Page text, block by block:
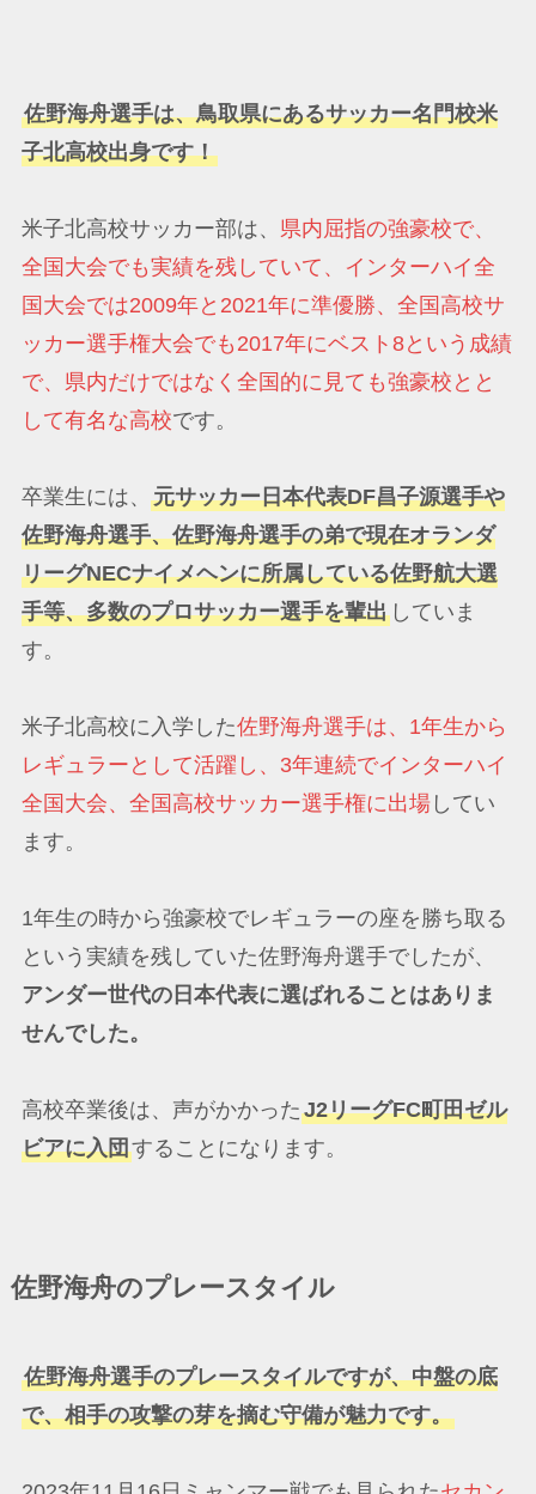
佐野海舟選手は、鳥取県にあるサッカー名門校米
子北高校出身です！
米子北高校サッカー部は、 県内屈指の強豪校で、
全国大会でも実績を残していて、インターハイ全
国大会では2009年と2021年に準優勝、全国高校サ
ッカー選手権大会でも2017年にベスト8という成績
で、県内だけではなく全国的に見ても強豪校とと
して有名な高校です。
卒業生には、 元サッカー日本代表DF昌子源選手や
佐野海舟選手、佐野海舟選手の弟で現在オランダ
リーグNECナイメヘンに所属している佐野航大選
手等、多数のプロサッカー選手を輩出していま
す。
米子北高校に入学した佐野海舟選手は、1年生から
レギュラーとして活躍し、3年連続でインターハイ
全国大会、全国高校サッカー選手権に出場してい
ます。
1年生の時から強豪校でレギュラーの座を勝ち取る
という実績を残していた佐野海舟選手でしたが、
アンダー世代の日本代表に選ばれることはありま
せんでした。
高校卒業後は、声がかかったJ2リーグFC町田ゼル
ビアに入団することになります。
佐野海舟のプレースタイル
佐野海舟選手のプレースタイルですが、中盤の底
で、相手の攻撃の芽を摘む守備が魅力です。